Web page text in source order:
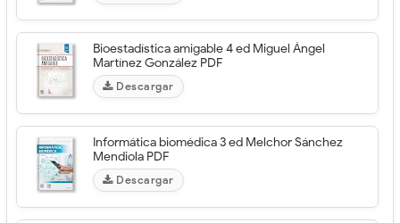
Bioestadística amigable 4 ed Miguel Ángel
Martínez González PDF
Descargar
Informática biomédica 3 ed Melchor Sánchez
Mendiola PDF
Descargar